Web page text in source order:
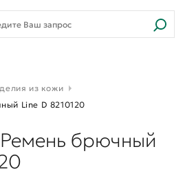
из кожи
Line D 8210120
Ремень брючный